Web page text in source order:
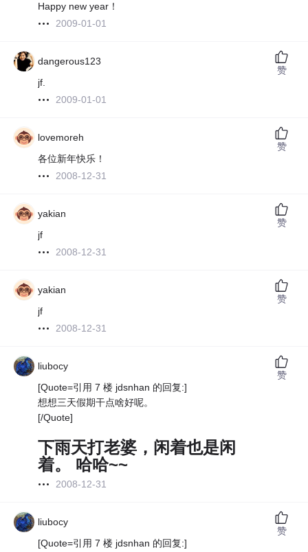
Happy new year！
2009-01-01
dangerous123
jf.
2009-01-01
赞
lovemoreh
各位新年快乐！
2008-12-31
赞
yakian
jf
2008-12-31
赞
yakian
jf
2008-12-31
赞
liubocy
[Quote=引用 7 楼 jdsnhan 的回复:]
想想三天假期干点啥好呢。
[/Quote]
下雨天打老婆，闲着也是闲
着。 哈哈~~
2008-12-31
赞
liubocy
[Quote=引用 7 楼 jdsnhan 的回复:]
赞